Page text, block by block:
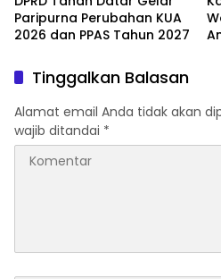
Paripurna Perubahan KUA
2026 dan PPAS Tahun 2027
Tinggalkan Balasan
Alamat email Anda tidak akan
wajib ditandai *